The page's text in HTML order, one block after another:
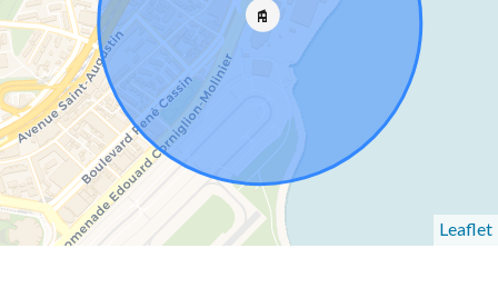
Leaflet